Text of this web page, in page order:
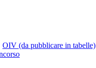
OIV (da pubblicare in tabelle)